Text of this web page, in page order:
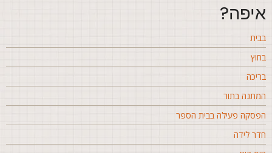
בתור
פעילה בבית הספר
לידה